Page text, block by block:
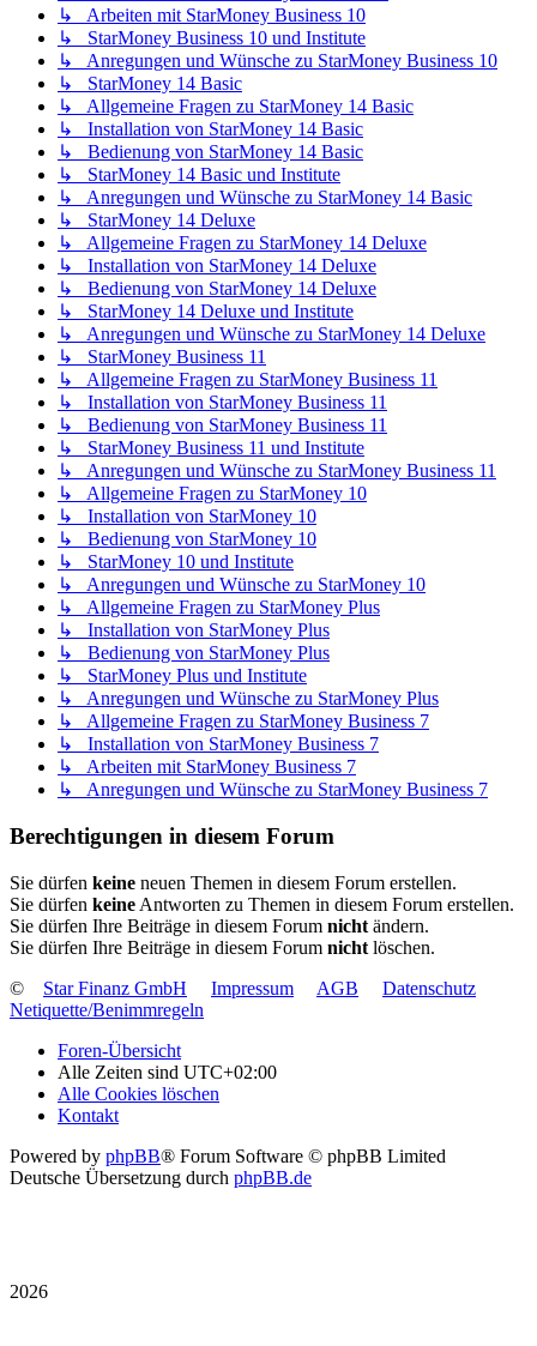
↳ Arbeiten mit StarMoney Business 10
↳ StarMoney Business 10 und Institute
↳ Anregungen und Wünsche zu StarMoney Business 10
↳ StarMoney 14 Basic
↳ Allgemeine Fragen zu StarMoney 14 Basic
↳ Installation von StarMoney 14 Basic
↳ Bedienung von StarMoney 14 Basic
↳ StarMoney 14 Basic und Institute
↳ Anregungen und Wünsche zu StarMoney 14 Basic
↳ StarMoney 14 Deluxe
↳ Allgemeine Fragen zu StarMoney 14 Deluxe
↳ Installation von StarMoney 14 Deluxe
↳ Bedienung von StarMoney 14 Deluxe
↳ StarMoney 14 Deluxe und Institute
↳ Anregungen und Wünsche zu StarMoney 14 Deluxe
↳ StarMoney Business 11
↳ Allgemeine Fragen zu StarMoney Business 11
↳ Installation von StarMoney Business 11
↳ Bedienung von StarMoney Business 11
↳ StarMoney Business 11 und Institute
↳ Anregungen und Wünsche zu StarMoney Business 11
↳ Allgemeine Fragen zu StarMoney 10
↳ Installation von StarMoney 10
↳ Bedienung von StarMoney 10
↳ StarMoney 10 und Institute
↳ Anregungen und Wünsche zu StarMoney 10
↳ Allgemeine Fragen zu StarMoney Plus
↳ Installation von StarMoney Plus
↳ Bedienung von StarMoney Plus
↳ StarMoney Plus und Institute
↳ Anregungen und Wünsche zu StarMoney Plus
↳ Allgemeine Fragen zu StarMoney Business 7
↳ Installation von StarMoney Business 7
↳ Arbeiten mit StarMoney Business 7
↳ Anregungen und Wünsche zu StarMoney Business 7
Berechtigungen in diesem Forum
Sie dürfen keine neuen Themen in diesem Forum erstellen.
Sie dürfen keine Antworten zu Themen in diesem Forum erstellen.
Sie dürfen Ihre Beiträge in diesem Forum nicht ändern.
Sie dürfen Ihre Beiträge in diesem Forum nicht löschen.
©
Star Finanz GmbH Impressum AGB
Datenschutz
Netiquette/Benimmregeln
Foren-Übersicht
Alle Zeiten sind UTC+02:00
Alle Cookies löschen
Kontakt
Powered by phpBB® Forum Software © phpBB Limited
Deutsche Übersetzung durch phpBB.de
2026